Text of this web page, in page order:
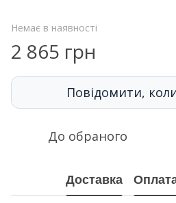
Немає в наявності
2 865 грн
Повідомити,
До обраного
Доставка